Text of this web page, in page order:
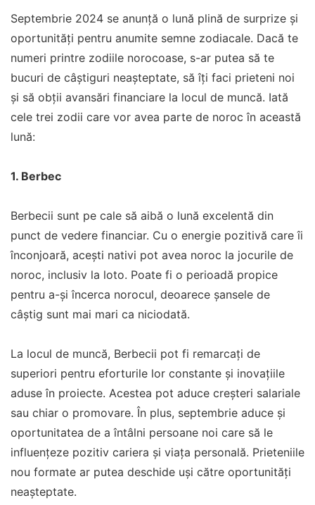
Septembrie 2024 se anunță o lună plină de surprize și
oportunități pentru anumite semne zodiacale. Dacă te
numeri printre zodiile norocoase, s-ar putea să te
bucuri de câștiguri neașteptate, să îți faci prieteni noi
și să obții avansări financiare la locul de muncă. Iată
cele trei zodii care vor avea parte de noroc în această
lună:
1. Berbec
Berbecii sunt pe cale să aibă o lună excelentă din
punct de vedere financiar. Cu o energie pozitivă care îi
înconjoară, acești nativi pot avea noroc la jocurile de
noroc, inclusiv la loto. Poate fi o perioadă propice
pentru a-și încerca norocul, deoarece șansele de
câștig sunt mai mari ca niciodată.
La locul de muncă, Berbecii pot fi remarcați de
superiori pentru eforturile lor constante și inovațiile
aduse în proiecte. Acestea pot aduce creșteri salariale
sau chiar o promovare. În plus, septembrie aduce și
oportunitatea de a întâlni persoane noi care să le
influențeze pozitiv cariera și viața personală. Prieteniile
nou formate ar putea deschide uși către oportunități
neașteptate.